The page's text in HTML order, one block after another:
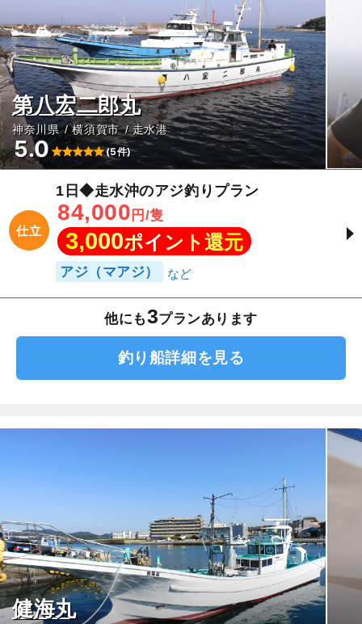
第八宏二郎丸
神奈川県 横須賀市 走水港
5.0 (5件)
仕立
1日◆走水沖のアジ釣りプラン
84,000 円/隻
3,000ポイント還元
アジ（マアジ）
他にも3プランあります
釣り船詳細を見る
健海丸